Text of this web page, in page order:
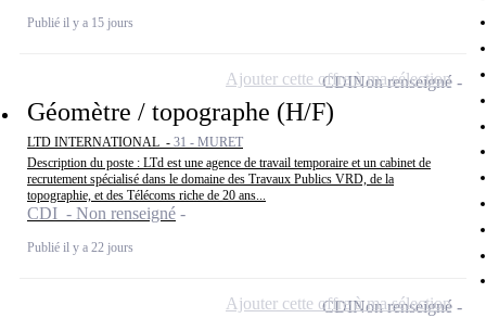
Publié il y a 15 jours
Géomètre / topographe (H/F)
LTD INTERNATIONAL - 31 - MURET
Description du poste : LTd est une agence de travail temporaire et un cabinet de
recrutement spécialisé dans le domaine des Travaux Publics VRD, de la
topographie, et des Télécoms riche de 20 ans...
CDI - Non renseigné
Publié il y a 22 jours
CDINon renseigné
Ajouter cette offre à ma sélection
CDINon renseigné
Ajouter cette offre à ma sélection